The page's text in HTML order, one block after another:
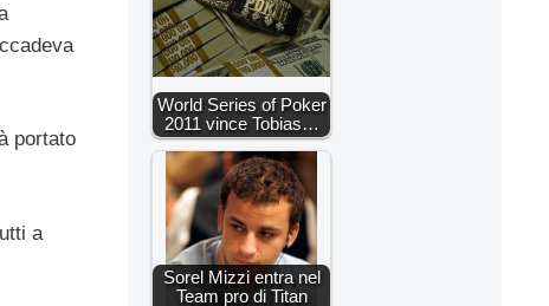
portato
a
World Series of Poker
2011 vince Tobias…
Sorel Mizzi entra nel
Team pro di Titan